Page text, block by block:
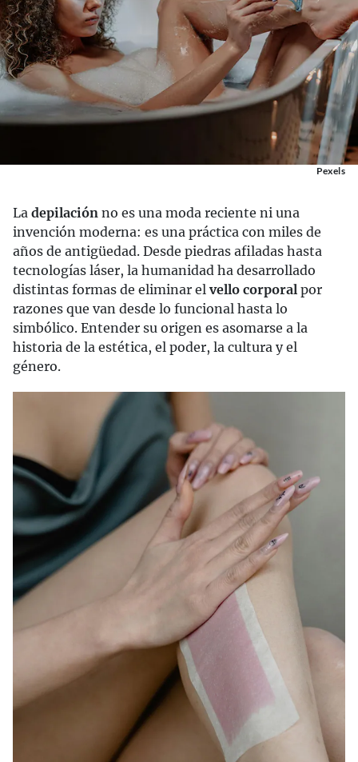
Pexels
La depilación no es una moda reciente ni una
invención moderna: es una práctica con miles de
años de antigüedad. Desde piedras afiladas hasta
tecnologías láser, la humanidad ha desarrollado
distintas formas de eliminar el vello corporal por
razones que van desde lo funcional hasta lo
simbólico. Entender su origen es asomarse a la
historia de la estética, el poder, la cultura y el
género.